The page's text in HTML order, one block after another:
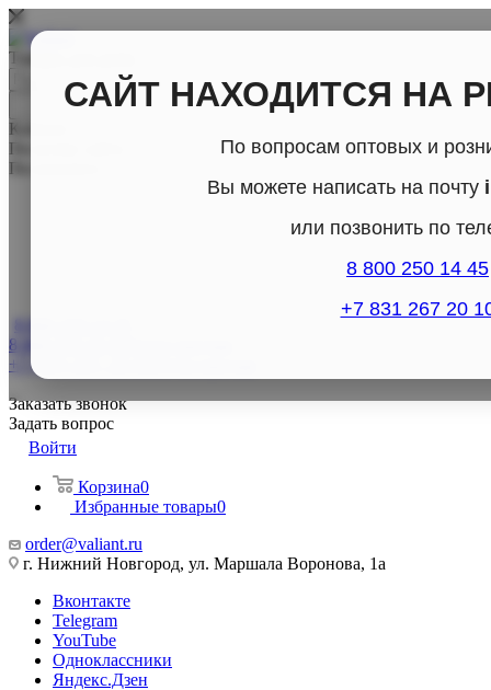
САЙТ НАХОДИТСЯ НА
По вопросам оптовых и
Вы можете написать на почту
или позвонить по
8 800 250 14 45
+7 831 267 20
Товары для дома
Каталог
По всему сайту
По каталогу
8 800-250-14-45
+7 (831) 267- 20-10
Заказать звонок
Задать вопрос
Войти
Корзина0
Избранные товары0
order@valiant.ru
г. Нижний Новгород, ул. Маршала Воронова, 1а
Вконтакте
Telegram
YouTube
Одноклассники
Яндекс.Дзен